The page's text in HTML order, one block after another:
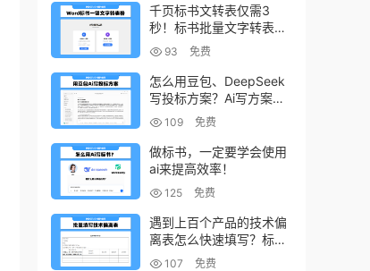
千页标书文转表仅需3
秒！标书批量文字转表格
的小工具！
93 免费
怎么用豆包、DeepSeek
写投标方案？Ai写方案的
小技巧
109 免费
做标书，一定要学会使用
ai来提高效率！
125 免费
遇到上百个产品的技术偏
离表怎么快速填写？标书
制作技巧！
107 免费